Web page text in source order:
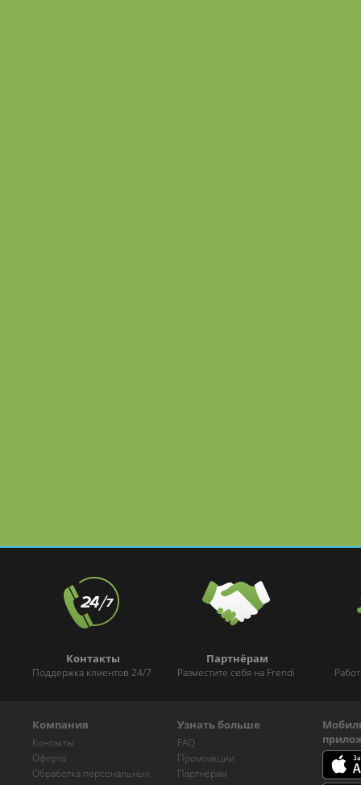
Контакты
Поддержка клиентов 24/7
Партнёрам
Разместите себя на Frendi
Компания
Контакты
Оферта
Обработка персональных
Узнать больше
FAQ
Промоакции
Партнёрам